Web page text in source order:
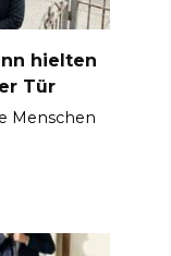
hielten
Tür
Menschen